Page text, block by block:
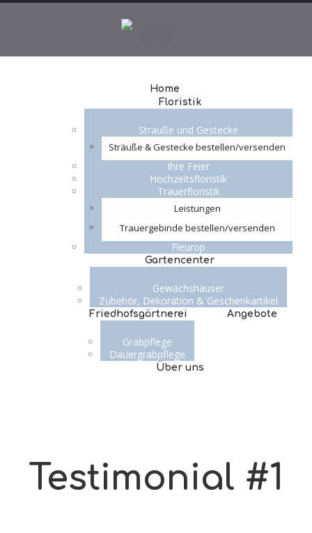
Home
Floristik
Sträuße und Gestecke
Sträuße & Gestecke bestellen/versenden
Ihre Feier
Hochzeitsfloristik
Trauerfloristik
Leistungen
Trauergebinde bestellen/versenden
Fleurop
Gartencenter
Gewächshäuser
Zubehör, Dekoration & Geschenkartikel
Friedhofsgärtnerei
Grabpflege
Dauergrabpflege
Angebote
Über uns
Testimonial #1